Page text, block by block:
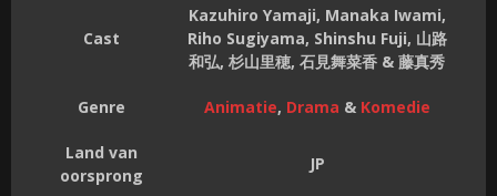
Cast
Kazuhiro Yamaji, Manaka Iwami,
Riho Sugiyama, Shinshu Fuji, 山路
和弘, 杉山里穂, 石見舞菜香 & 藤真秀
Genre Animatie, Drama & Komedie
Land van
oorsprong
JP